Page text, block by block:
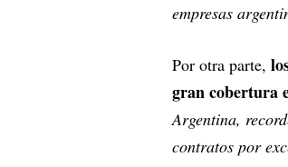
empresas
Por otra parte,
gran cobertura
Argentina,
contratos por